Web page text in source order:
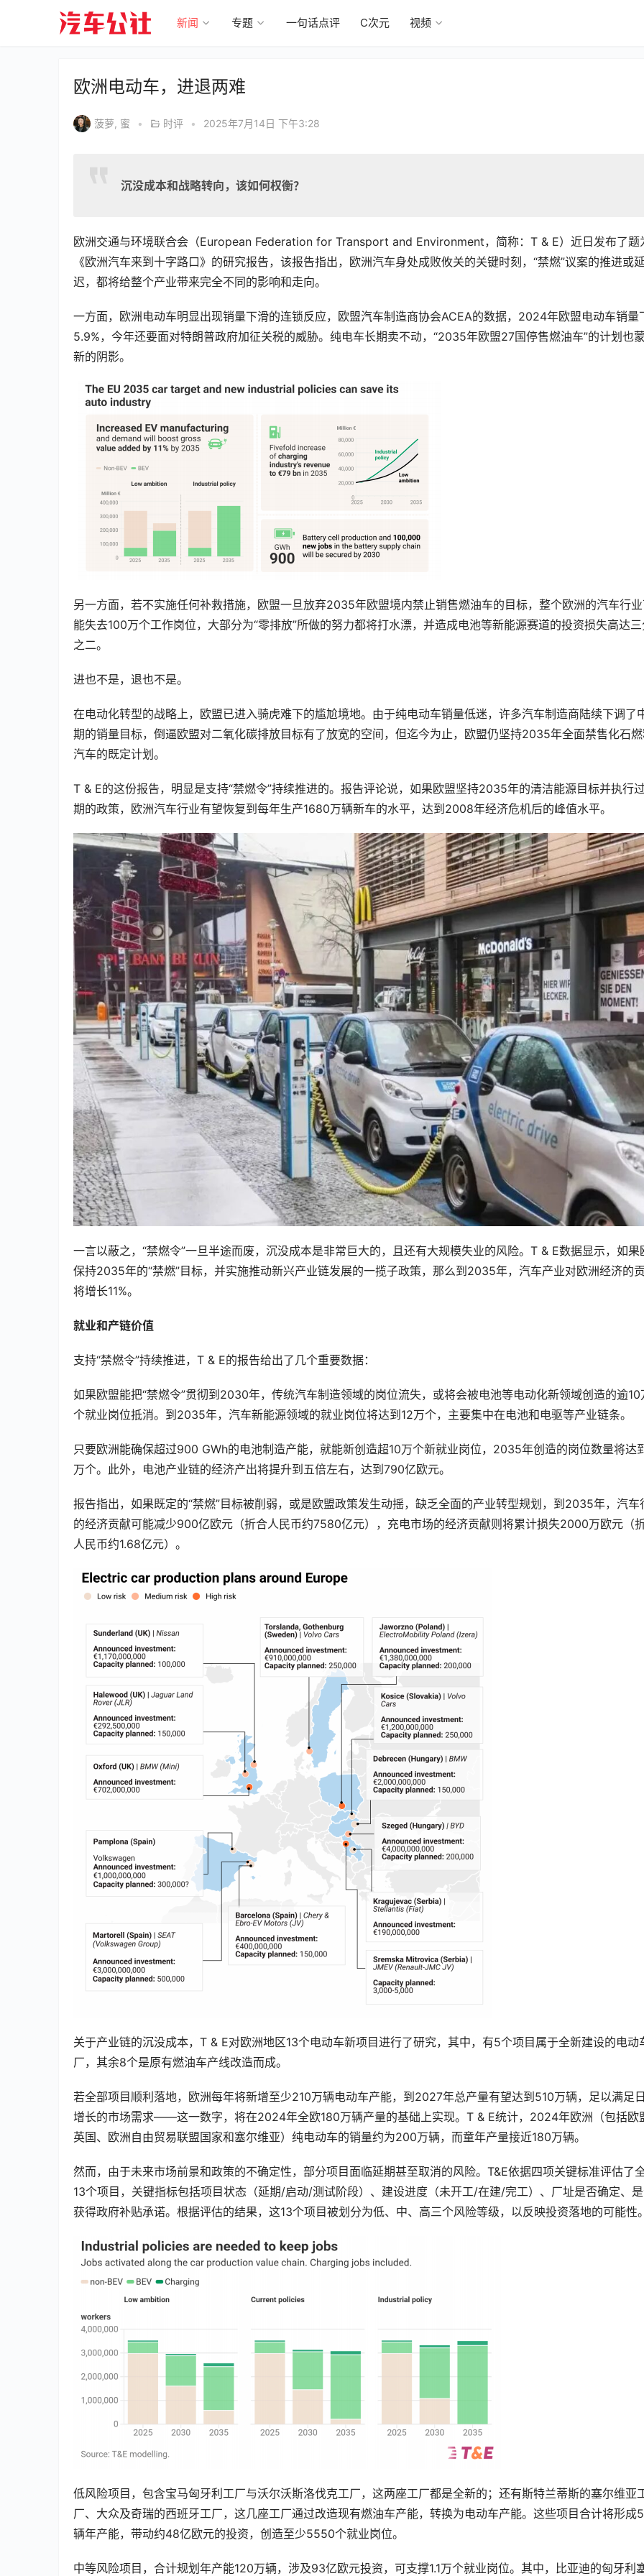
新闻 专题 一句话点评 C次元 视频
欧洲电动车，进退两难
菠萝, 蜜 • 时评 • 2025年7月14日 下午3:28
沉没成本和战略转向，该如何权衡？
欧洲交通与环境联合会（European Federation for Transport and Environment，简称：T & E）近日发布了题
《欧洲汽车来到十字路口》的研究报告，该报告指出，欧洲汽车身处成败攸关的关键时刻，“禁燃”议案的推进或
迟，都将给整个产业带来完全不同的影响和走向。
一方面，欧洲电动车明显出现销量下滑的连锁反应，欧盟汽车制造商协会ACEA的数据，2024年欧盟电动车销量
5.9%，今年还要面对特朗普政府加征关税的威胁。纯电车长期卖不动，“2035年欧盟27国停售燃油车”的计划也
新的阴影。
另一方面，若不实施任何补救措施，欧盟一旦放弃2035年欧盟境内禁止销售燃油车的目标，整个欧洲的汽车行
能失去100万个工作岗位，大部分为“零排放”所做的努力都将打水漂，并造成电池等新能源赛道的投资损失高达三
之二。
进也不是，退也不是。
在电动化转型的战略上，欧盟已进入骑虎难下的尴尬境地。由于纯电动车销量低迷，许多汽车制造商陆续下调了
期的销量目标，倒逼欧盟对二氧化碳排放目标有了放宽的空间，但迄今为止，欧盟仍坚持2035年全面禁售化石
汽车的既定计划。
T & E的这份报告，明显是支持“禁燃令”持续推进的。报告评论说，如果欧盟坚持2035年的清洁能源目标并执行
期的政策，欧洲汽车行业有望恢复到每年生产1680万辆新车的水平，达到2008年经济危机后的峰值水平。
一言以蔽之，“禁燃令”一旦半途而废，沉没成本是非常巨大的，且还有大规模失业的风险。T & E数据显示，如果
保持2035年的“禁燃”目标，并实施推动新兴产业链发展的一揽子政策，那么到2035年，汽车产业对欧洲经济的
将增长11%。
就业和产链价值
支持“禁燃令”持续推进，T & E的报告给出了几个重要数据：
如果欧盟能把“禁燃令”贯彻到2030年，传统汽车制造领域的岗位流失，或将会被电池等电动化新领域创造的逾10
个就业岗位抵消。到2035年，汽车新能源领域的就业岗位将达到12万个，主要集中在电池和电驱等产业链条。
只要欧洲能确保超过900 GWh的电池制造产能，就能新创造超10万个新就业岗位，2035年创造的岗位数量将达
万个。此外，电池产业链的经济产出将提升到五倍左右，达到790亿欧元。
报告指出，如果既定的“禁燃”目标被削弱，或是欧盟政策发生动摇，缺乏全面的产业转型规划，到2035年，汽车
的经济贡献可能减少900亿欧元（折合人民币约7580亿元），充电市场的经济贡献则将累计损失2000万欧元（
人民币约1.68亿元）。
关于产业链的沉没成本，T & E对欧洲地区13个电动车新项目进行了研究，其中，有5个项目属于全新建设的电动
厂，其余8个是原有燃油车产线改造而成。
若全部项目顺利落地，欧洲每年将新增至少210万辆电动车产能，到2027年总产量有望达到510万辆，足以满足
增长的市场需求——这一数字，将在2024年全欧180万辆产量的基础上实现。T & E统计，2024年欧洲（包括欧
英国、欧洲自由贸易联盟国家和塞尔维亚）纯电动车的销量约为200万辆，而童年产量接近180万辆。
然而，由于未来市场前景和政策的不确定性，部分项目面临延期甚至取消的风险。T&E依据四项关键标准评估了
13个项目，关键指标包括项目状态（延期/启动/测试阶段）、建设进度（未开工/在建/完工）、厂址是否确定、
获得政府补贴承诺。根据评估的结果，这13个项目被划分为低、中、高三个风险等级，以反映投资落地的可能性。
低风险项目，包含宝马匈牙利工厂与沃尔沃斯洛伐克工厂，这两座工厂都是全新的；还有斯特兰蒂斯的塞尔维亚
厂、大众及奇瑞的西班牙工厂，这几座工厂通过改造现有燃油车产能，转换为电动车产能。这些项目合计将形成
辆年产能，带动约48亿欧元的投资，创造至少5550个就业岗位。
中等风险项目，合计规划年产能120万辆，涉及93亿欧元投资，可支撑1.1万个就业岗位。其中，比亚迪的匈牙利